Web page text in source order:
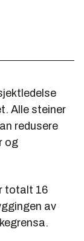
Alle steiner
redusere
og
totalt 16
av